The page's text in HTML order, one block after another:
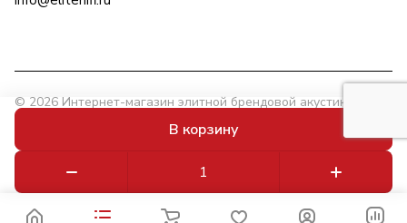
В корзину
© 2026 Интернет-магазин элитной брендовой акустики
Конфиденциальность